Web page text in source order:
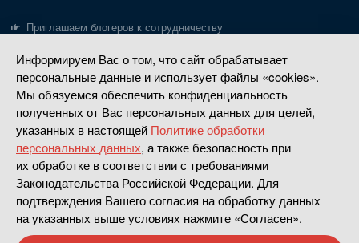
Информируем Вас о том, что сайт обрабатывает
персональные данные и использует файлы «cookies».
Мы обязуемся обеспечить конфиденциальность
полученных от Вас персональных данных для целей,
указанных в настоящей Политике обработки
персональных данных, а также безопасность при
их обработке в соответствии с требованиями
Законодательства Российской Федерации. Для
подтверждения Вашего согласия на обработку данных
на указанных выше условиях нажмите «Согласен».
Приглашаем блогеров к сотрудничеству
Лодки Gladiator
Пайольное дно
Надувное дно
РИБ
Моторы Gladiator
Моторы до 20 л.с.
Моторы 30-40 л.с.
Четырехтактные
Насадки водометные
Апривер
Политика конфиденциальности